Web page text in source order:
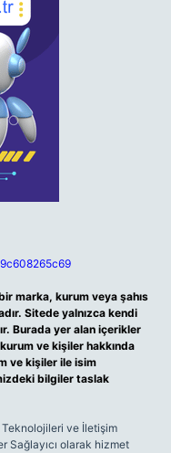
marka, kurum veya şahıs
Sitede yalnızca kendi
Burada yer alan içerikler
ve kişiler hakkında
ve kişiler ile isim
bilgiler taslak
Teknolojileri ve İletişim
Sağlayıcı olarak hizmet